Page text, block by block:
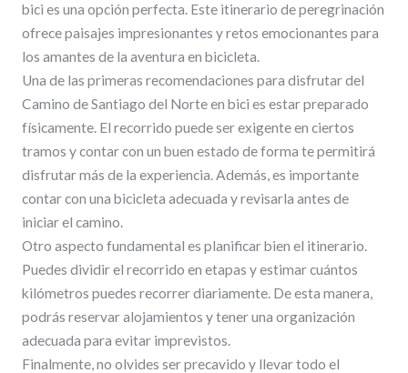
bici es una opción perfecta. Este itinerario de peregrinación
ofrece paisajes impresionantes y retos emocionantes para
los amantes de la aventura en bicicleta.
Una de las primeras recomendaciones para disfrutar del
Camino de Santiago del Norte en bici es estar preparado
físicamente. El recorrido puede ser exigente en ciertos
tramos y contar con un buen estado de forma te permitirá
disfrutar más de la experiencia. Además, es importante
contar con una bicicleta adecuada y revisarla antes de
iniciar el camino.
Otro aspecto fundamental es planificar bien el itinerario.
Puedes dividir el recorrido en etapas y estimar cuántos
kilómetros puedes recorrer diariamente. De esta manera,
podrás reservar alojamientos y tener una organización
adecuada para evitar imprevistos.
Finalmente, no olvides ser precavido y llevar todo el